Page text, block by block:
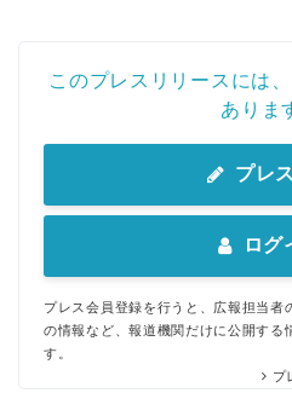
このプレスリリースには
ありま
プレ
ログ
プレス会員登録を行うと、広報担当者
の情報など、報道機関だけに公開する
す。
プ